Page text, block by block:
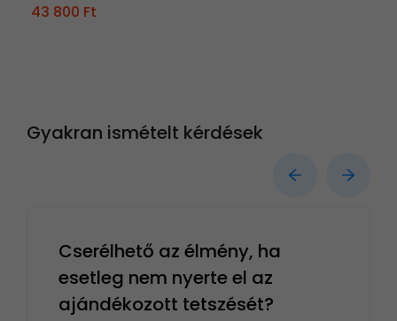
43 800 Ft
Gyakran ismételt kérdések
Cserélhető az élmény, ha
esetleg nem nyerte el az
ajándékozott tetszését?